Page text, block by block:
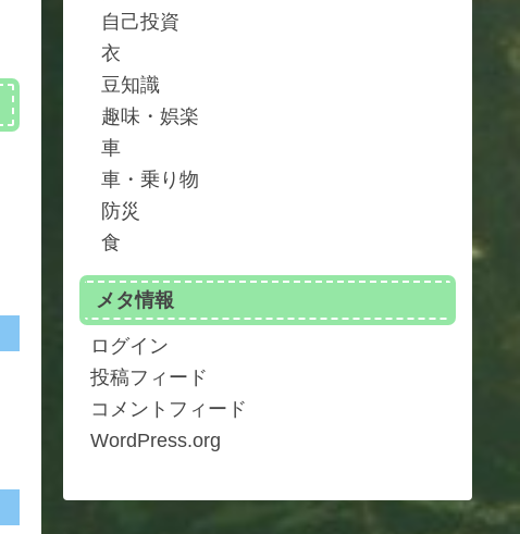
自己投資
衣
豆知識
趣味・娯楽
車
車・乗り物
防災
食
メタ情報
ログイン
投稿フィード
コメントフィード
WordPress.org